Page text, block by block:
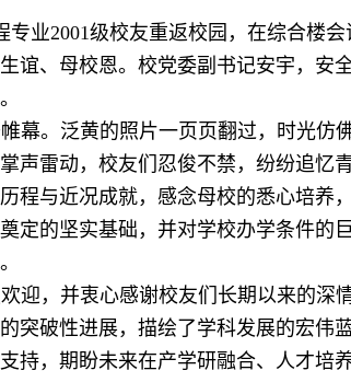
业2001级校友重返校园，在综合楼
谊、母校恩。校党委副书记安宇，安
幕。泛黄的照片一页页翻过，时光仿
声雷动，校友们忍俊不禁，纷纷追忆
程与近况成就，感念母校的悉心培养
定的坚实基础，并对学校办学条件的
迎，并衷心感谢校友们长期以来的深
突破性进展，描绘了学科发展的宏伟
持，期盼未来在产学研融合、人才培